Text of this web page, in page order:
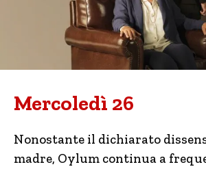
Mercoledì 26
Nonostante il dichiarato
madre, Oylum continua a